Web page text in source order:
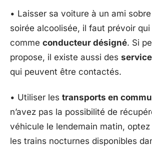
• Laisser sa voiture à un ami
soirée alcoolisée, il faut prévoir
comme conducteur désigné. Si
propose, il existe aussi des
qui peuvent être contactés.
• Utiliser les transports en
n’avez pas la possibilité de
véhicule le lendemain matin,
les trains nocturnes disponibles